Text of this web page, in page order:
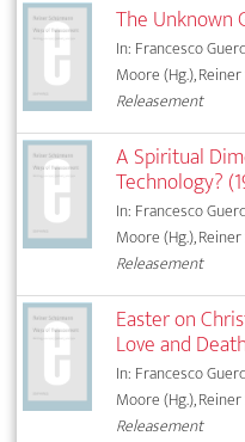
The Unknown
In: Francesco
Moore (Hg.),
Releasement
A Spiritual
Technology?
In: Francesco
Moore (Hg.),
Releasement
Easter on
Love and
In: Francesco
Moore (Hg.),
Releasement